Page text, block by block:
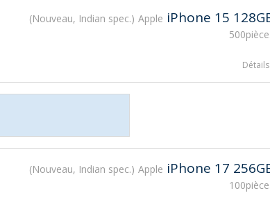
Nouveau, Indian spec. Apple iPhone 15
Détails
Nouveau, Indian spec. Apple iPhone 17